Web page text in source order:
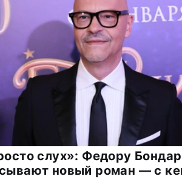
слух»: Федору
новый роман — с